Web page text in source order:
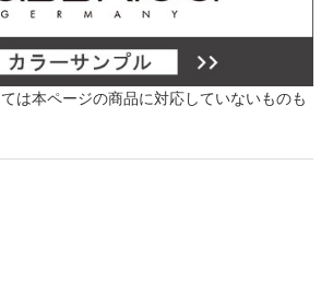
は本ページの商品に対応していないものも